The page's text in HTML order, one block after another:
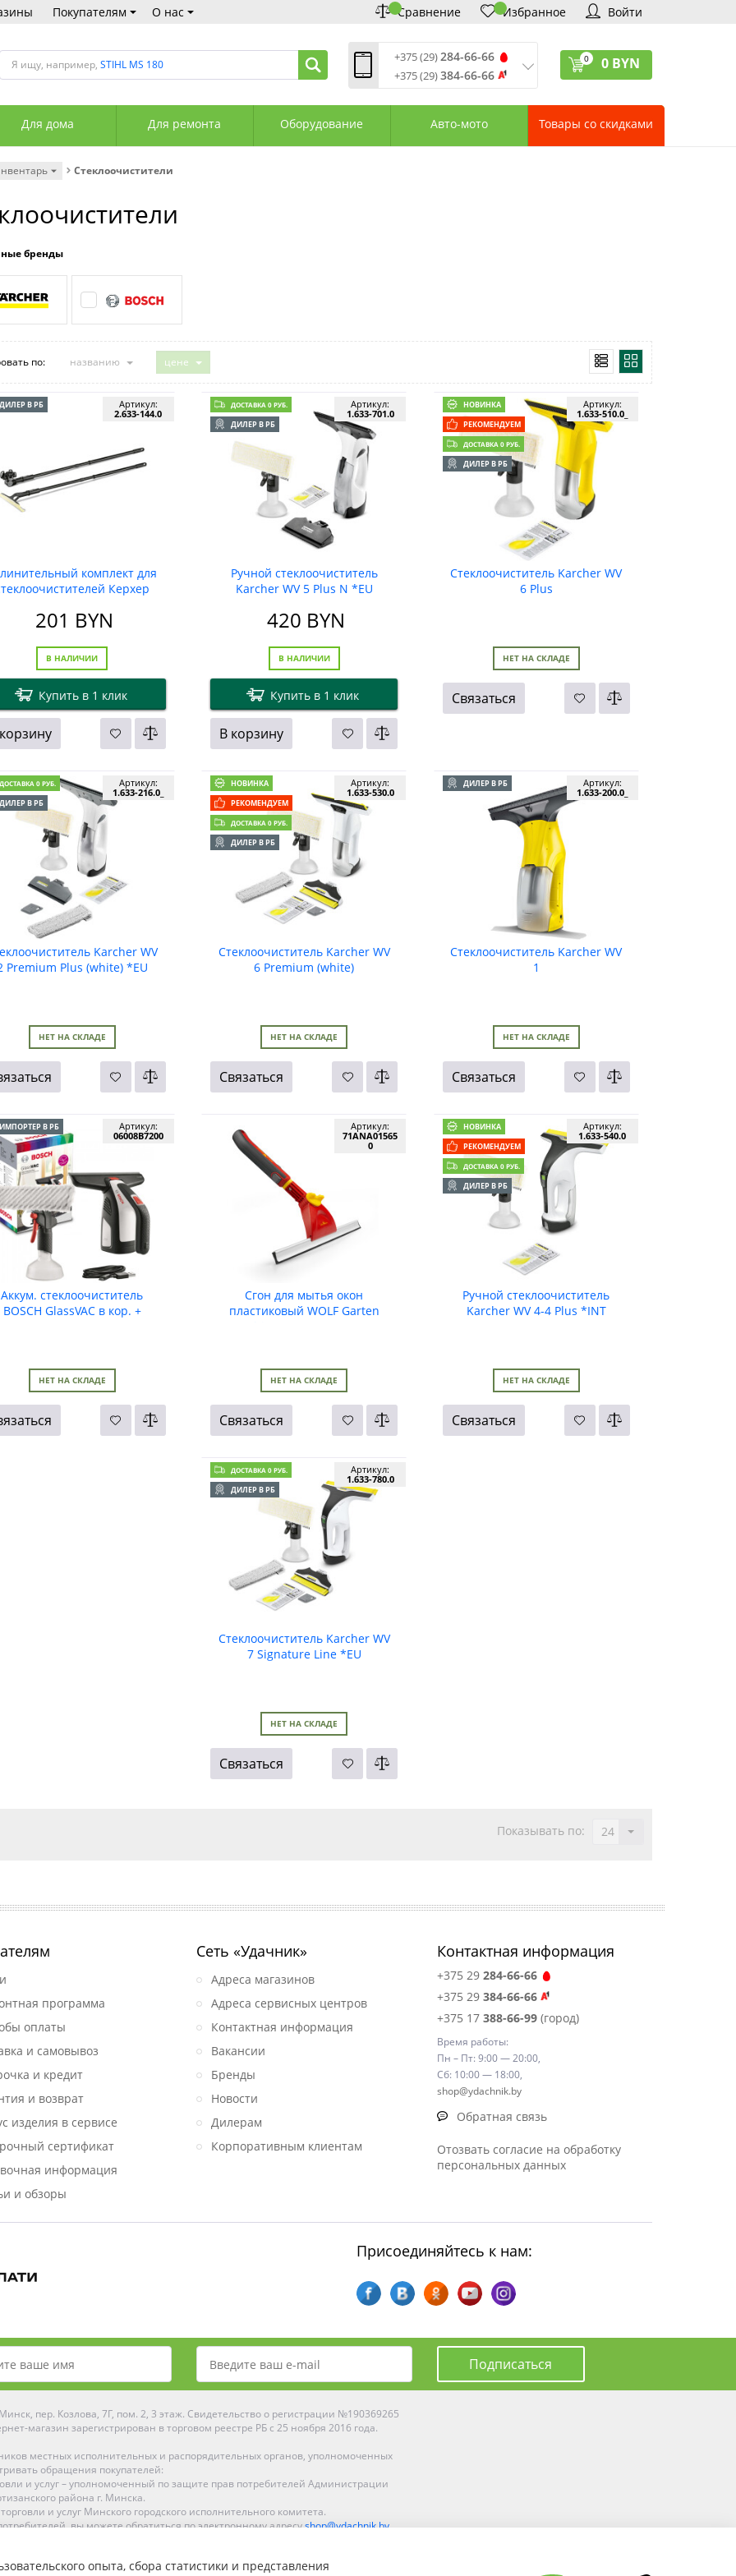
Покупателям О нас Сравнение Избранное Войти
Я ищу, например, STIHL MS 180 +375 (29)284-66-66
+375 (29)384-66-66
Сб: 10:00—18:00
0 0 BYN
Для дома Для ремонта Оборудование Авто-мото Товары со скидками
Стеклоочистители
бренды
по: названию цене
В РБ
комплект для
Керхер
Артикул:
2.633-144.0
201 BYN
В НАЛИЧИИ
Купить в 1 клик
ДОСТАВКА 0 РУБ.
ДИЛЕР В РБ
Ручной стеклоочиститель
Karcher WV 5 Plus N *EU
Артикул:
1.633-701.0
420 BYN
В НАЛИЧИИ
Купить в 1 клик
В корзину
НОВИНКА
РЕКОМЕНДУЕМ
ДОСТАВКА 0 РУБ.
ДИЛЕР В РБ
Стеклоочиститель Karcher WV
6 Plus
Артикул:
1.633-510.0_
НЕТ НА СКЛАДЕ
Связаться
0 РУБ.
В РБ
Karcher WV
Premium Plus (white) *EU
Артикул:
1.633-216.0_
НЕТ НА СКЛАДЕ
НОВИНКА
РЕКОМЕНДУЕМ
ДОСТАВКА 0 РУБ.
ДИЛЕР В РБ
Стеклоочиститель Karcher WV
6 Premium (white)
Артикул:
1.633-530.0
НЕТ НА СКЛАДЕ
Связаться
ДИЛЕР В РБ
Стеклоочиститель Karcher WV
1
Артикул:
1.633-200.0_
НЕТ НА СКЛАДЕ
Связаться
В РБ
Аккум. стеклоочиститель
BOSCH GlassVAC в кор. +
Артикул:
06008B7200
НЕТ НА СКЛАДЕ
Сгон для мытья окон
пластиковый WOLF Garten
Артикул:
71ANA01565
0
НЕТ НА СКЛАДЕ
Связаться
НОВИНКА
РЕКОМЕНДУЕМ
ДОСТАВКА 0 РУБ.
ДИЛЕР В РБ
Ручной стеклоочиститель
Karcher WV 4-4 Plus *INT
Артикул:
1.633-540.0
НЕТ НА СКЛАДЕ
Связаться
ДОСТАВКА 0 РУБ.
ДИЛЕР В РБ
Стеклоочиститель Karcher WV
7 Signature Line *EU
Артикул:
1.633-780.0
НЕТ НА СКЛАДЕ
Связаться
Показывать по: 24
программа
оплаты
и самовывоз
и кредит
и возврат
изделия в сервисе
сертификат
информация
и обзоры
Сеть «Удачник»
Адреса магазинов
Адреса сервисных центров
Контактная информация
Вакансии
Бренды
Новости
Дилерам
Корпоративным клиентам
Контактная информация
+375 29 284-66-66
+375 29 384-66-66
+375 17 388-66-99(город)
Время работы:
Пн – Пт: 9:00 — 20:00,
Сб: 10:00 — 18:00,
shop@ydachnik.by
Обратная связь
Отозвать согласие на обработку
персональных данных
Присоединяйтесь к нам:
Подписаться
пер. Козлова, 7Г, пом. 2, 3 этаж. Свидетельство о регистрации №190369265
магазин зарегистрирован в торговом реестре РБ с 25 ноября 2016 года.
местных исполнительных и распорядительных органов, уполномоченных
обращения покупателей:
и услуг – уполномоченный по защите прав потребителей Администрации
района г. Минска.
и услуг Минского городского исполнительного комитета.
вы можете обратиться по электронному адресуshop@ydachnik.by
на основании голосования10наших покупателей
опыта, сбора статистики и представления